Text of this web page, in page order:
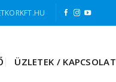
ÜZLETEK / KAPCSOLAT